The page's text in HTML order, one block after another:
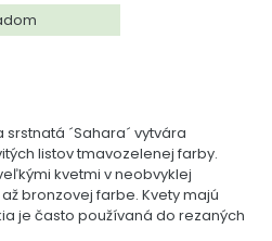
srstnatá ´Sahara´ vytvára
listov tmavozelenej farby.
kvetmi v neobvyklej
bronzovej farbe. Kvety majú
je často používaná do rezaných